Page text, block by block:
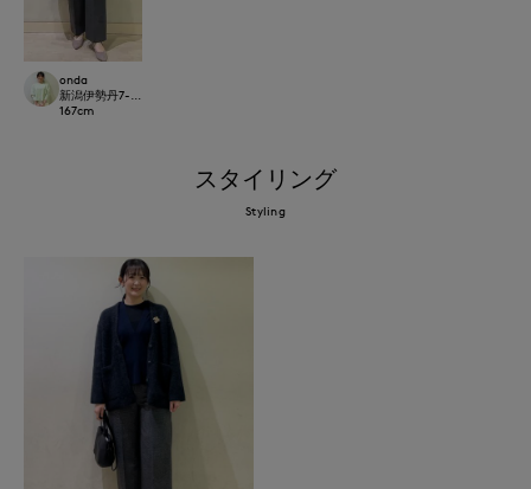
onda
新潟伊勢丹7-IDconcept.
167cm
スタイリング
Styling